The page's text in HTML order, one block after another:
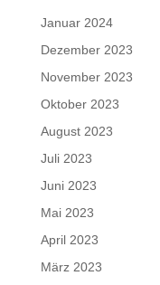
Januar 2024
Dezember 2023
November 2023
Oktober 2023
August 2023
Juli 2023
Juni 2023
Mai 2023
April 2023
März 2023